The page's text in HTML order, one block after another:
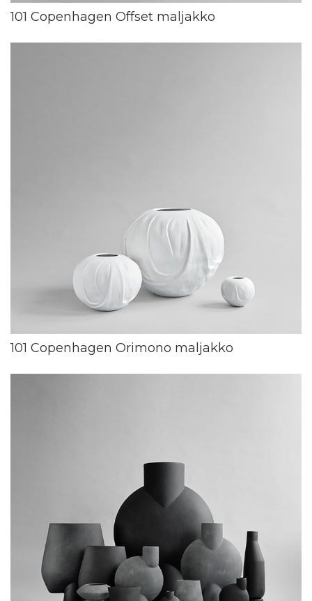
101 Copenhagen Offset maljakko
101 Copenhagen Orimono maljakko